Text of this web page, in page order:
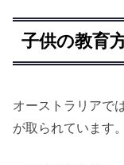
子供の教育
オーストラリアでは
が取られています。